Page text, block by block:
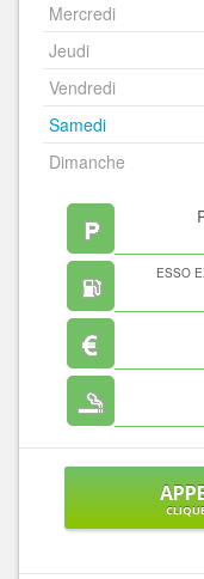
Mercredi
Jeudi
Vendredi
Samedi
Dimanche
ESSO